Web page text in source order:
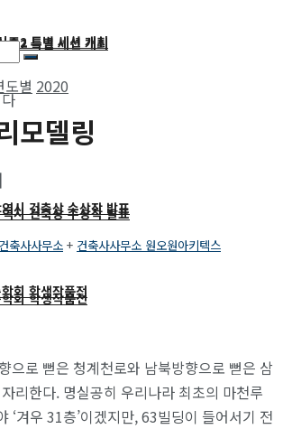
즌2 특별 세션 개최
시 건축상 수상작 발표
회 학생작품전
즌2 특별 세션 개최
시 건축상 수상작 발표
회 학생작품전
도별 2020
모델링
축사사무소 + 건축사사무소 원오원아키텍스
으로 뻗은 청계천로와 남북방향으로 뻗은 삼
리한다. 명실공히 우리나라 최초의 마천루
‘겨우 31층’이겠지만, 63빌딩이 들어서기 전